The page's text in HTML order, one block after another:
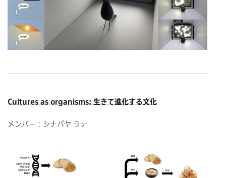
Cultures as organisms: 生きて進化する文化
メンバー：シナパヤ ラナ